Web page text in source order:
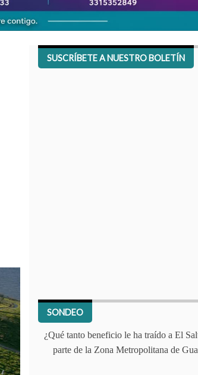
SUSCRÍBETE A NUESTRO BOLETÍN
SONDEO
¿Qué tanto beneficio le ha traído a El
parte de la Zona Metropolitana de